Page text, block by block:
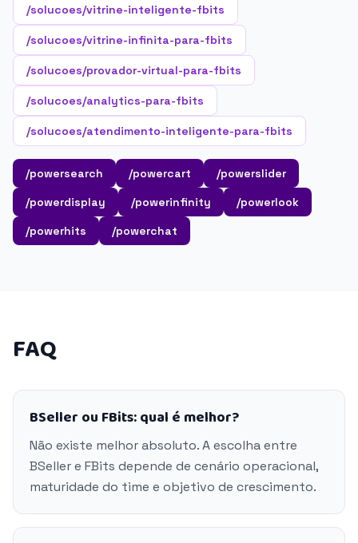
/solucoes/vitrine-inteligente-fbits
/solucoes/vitrine-infinita-para-fbits
/solucoes/provador-virtual-para-fbits
/solucoes/analytics-para-fbits
/solucoes/atendimento-inteligente-para-fbits
/powersearch /powercart
/powerslider
/powerdisplay
/powerinfinity
/powerlook
/powerhits
/powerchat
FAQ
BSeller ou FBits: qual é melhor?
Não existe melhor absoluto. A escolha entre
BSeller e FBits depende de cenário operacional,
maturidade do time e objetivo de crescimento.